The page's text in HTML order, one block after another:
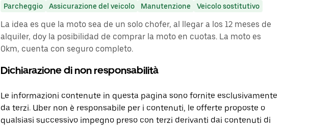
Parcheggio Assicurazione del veicolo Manutenzione Veicolo sostitutivo
La idea es que la moto sea de un solo chofer, al llegar a los 12 meses de
alquiler, doy la posibilidad de comprar la moto en cuotas. La moto es
0km, cuenta con seguro completo.
Dichiarazione di non responsabilità
Le informazioni contenute in questa pagina sono fornite esclusivamente
da terzi. Uber non è responsabile per i contenuti, le offerte proposte o
qualsiasi successivo impegno preso con terzi derivanti dai contenuti di